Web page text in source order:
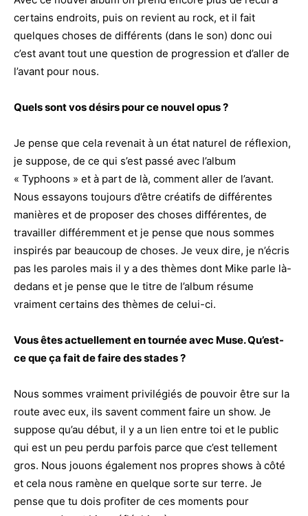
certains endroits, puis on revient au rock, et il fait
quelques choses de différents (dans le son) donc oui
c’est avant tout une question de progression et d’aller de
l’avant pour nous.
Quels sontvos désirs pour ce nouvel opus ?
Je pense que cela revenait à un état naturel de réflexion,
je suppose, de ce qui s’est passé avec l’album
« Typhoons » et à part de là, comment aller de l’avant.
Nous essayons toujours d’être créatifs de différentes
manières et de proposer des choses différentes, de
travailler différemment et je pense que nous sommes
inspirés par beaucoup de choses. Je veux dire, je n’écris
pas les paroles mais il y a des thèmes dont Mike parle là-
dedans et je pense que le titre de l’album résume
vraiment certains des thèmes de celui-ci.
Vous êtes actuellement en tournée avec Muse.Qu’est-
ce que ça fait de faire des stades?
Nous sommes vraiment privilégiés de pouvoir être sur la
route avec eux, ils savent comment faire un show. Je
suppose qu’au début, il y a un lien entre toi et le public
qui est un peu perdu parfois parce que c’est tellement
gros. Nous jouons également nos propres shows à côté
et cela nous ramène en quelque sorte sur terre. Je
pense que tu dois profiter de ces moments pour